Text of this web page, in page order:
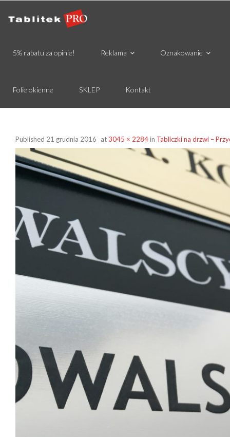
5% rabatu za opinie! Reklama Oznakowanie
Folie okienne SKLEP Kontakt
Published 21 grudnia 2016 at3045 × 2284in Tabliczki na drzwi –